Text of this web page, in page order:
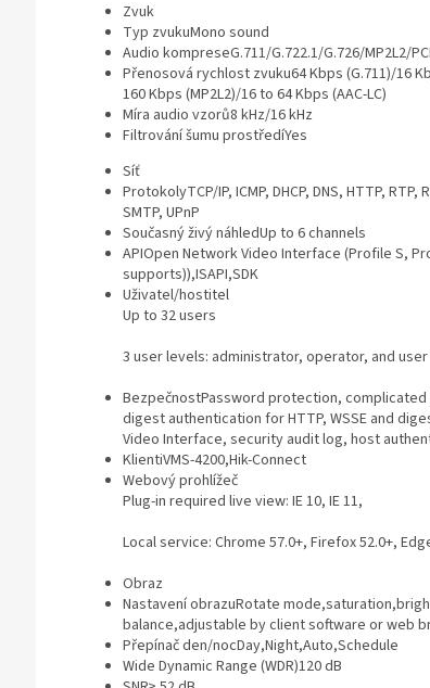
Zvuk
Typ zvukuMono sound
Audio kompreseG.711/G.722.1/G.726/MP2L2/
Přenosová rychlost zvuku64 Kbps (G.711)/16
160 Kbps (MP2L2)/16 to 64 Kbps (AAC-LC)
Míra audio vzorů8 kHz/16 kHz
Filtrování šumu prostředíYes
Síť
ProtokolyTCP/IP, ICMP, DHCP, DNS, HTTP, RTP,
SMTP, UPnP
Současný živý náhledUp to 6 channels
APIOpen Network Video Interface (Profile S,
supports)),ISAPI,SDK
Uživatel/hostitel
Up to 32 users
3 user levels: administrator, operator, and user
BezpečnostPassword protection,
digest authentication for HTTP, WSSE and
Video Interface, security audit log, host
KlientiVMS-4200,Hik-Connect
Webový prohlížeč
Plug-in required live view: IE 10, IE 11,
Local service: Chrome 57.0+, Firefox 52.0+,
Obraz
Nastavení obrazuRotate
balance,adjustable by client software or web
Přepínač den/nocDay,Night,Auto,Schedule
Wide Dynamic Range (WDR)120 dB